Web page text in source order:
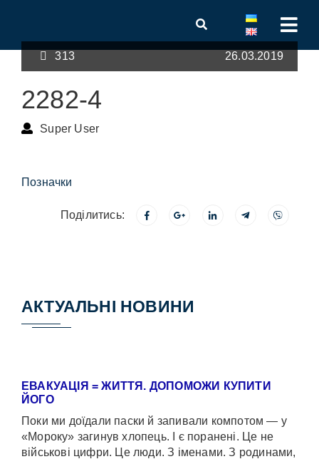
313 26.03.2019
2282-4
Super User
Позначки
Поділитись:
АКТУАЛЬНІ НОВИНИ
ЕВАКУАЦІЯ = ЖИТТЯ. ДОПОМОЖИ КУПИТИ
ЙОГО
Поки ми доїдали паски й запивали компотом — у
«Мороку» загинув хлопець. І є поранені. Це не
військові цифри. Це люди. З іменами. З родинами,